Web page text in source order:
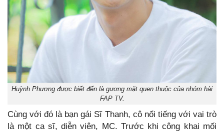
Huỳnh Phương được biết đến là gương mặt quen thuộc của nhóm hài
FAP TV.
Cùng với đó là bạn gái Sĩ Thanh, cô nổi tiếng với vai trò
là một ca sĩ, diễn viên, MC. Trước khi công khai mối